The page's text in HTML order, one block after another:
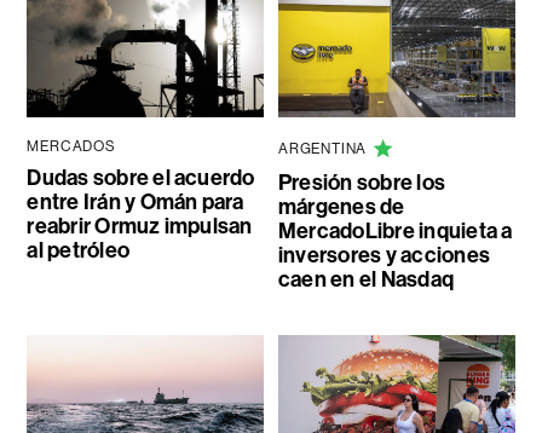
MERCADOS
Dudas sobre el acuerdo
entre Irán y Omán para
reabrir Ormuz impulsan
al petróleo
ARGENTINA
Presión sobre los
márgenes de
MercadoLibre inquieta a
inversores y acciones
caen en el Nasdaq